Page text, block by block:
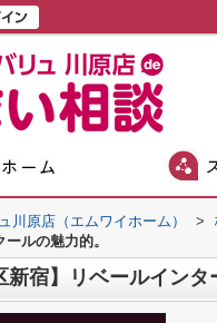
川原店（エムワイホーム） >
ルの魅力的。
新宿】リベールイン